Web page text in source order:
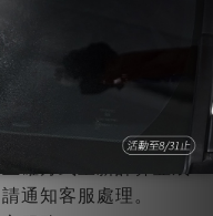
家優惠
)，其他平台不
等狀況，導致訂單
確方式重新計算並成
通知客服處理。